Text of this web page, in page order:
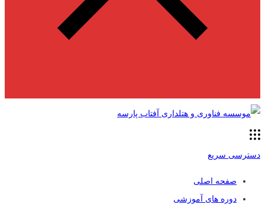
دسترسی سریع
صفحه اصلی
دوره های آموزشی